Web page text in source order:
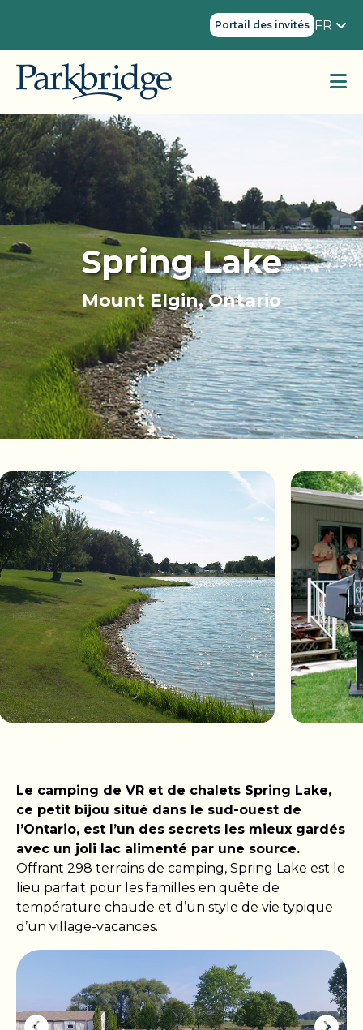
Portail des invités FR
Spring Lake
Mount Elgin, Ontario
Le camping de VR et de chalets Spring Lake,
ce petit bijou situé dans le sud-ouest de
l’Ontario, est l’un des secrets les mieux gardés
avec un joli lac alimenté par une source.
Offrant 298 terrains de camping, Spring Lake est le
lieu parfait pour les familles en quête de
température chaude et d’un style de vie typique
d’un village-vacances.